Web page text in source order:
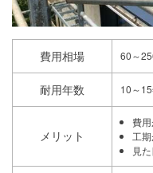
費用相場 60～
耐用年数 10～
メリット
費
工
見